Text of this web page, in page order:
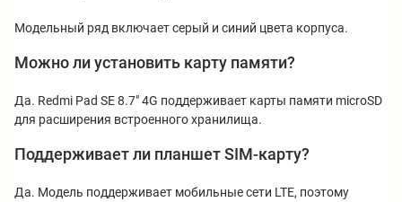
Модельный ряд включает серый и синий цвета корпуса.
Можно ли установить карту памяти?
Да. Redmi Pad SE 8.7" 4G поддерживает карты памяти microSD
для расширения встроенного хранилища.
Поддерживает ли планшет SIM-карту?
Да. Модель поддерживает мобильные сети LTE, поэтому